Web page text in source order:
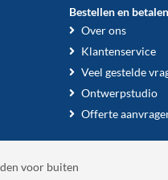
Bestellen en betalen
Over ons
Klantenservice
Veel gestelde
Ontwerpstudio
Offerte
voor buiten